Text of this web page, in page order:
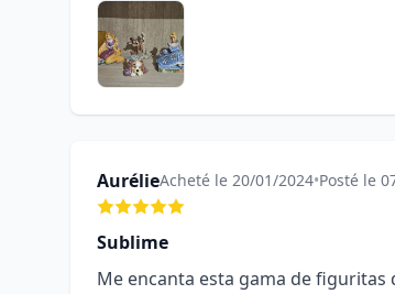
AurélieAcheté le 20/01/2024•Posté le
Sublime
Me encanta esta gama de figuritas